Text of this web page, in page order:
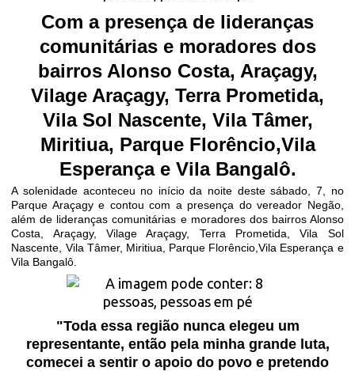
Com a presença de lideranças
comunitárias e moradores dos
bairros Alonso Costa, Araçagy,
Vilage Araçagy, Terra Prometida,
Vila Sol Nascente, Vila Tâmer,
Miritiua, Parque Florêncio,Vila
Esperança e Vila Bangalô.
A solenidade aconteceu no início da noite deste sábado, 7, no
Parque Araçagy e contou com a presença do vereador Negão,
além de lideranças comunitárias e moradores dos bairros Alonso
Costa, Araçagy, Vilage Araçagy, Terra Prometida, Vila Sol
Nascente, Vila Tâmer, Miritiua, Parque Florêncio,Vila Esperança e
Vila Bangalô.
"Toda essa região nunca elegeu um
representante, então pela minha grande luta,
comecei a sentir o apoio do povo e pretendo